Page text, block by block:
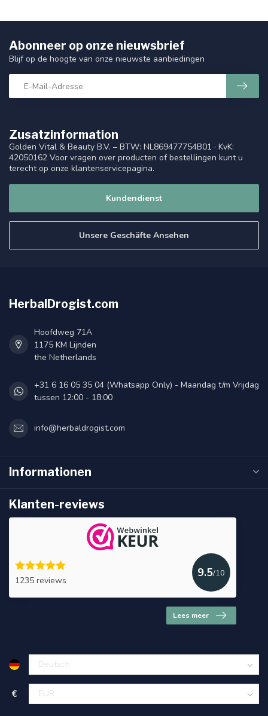
Zusatzinformation
Golden Vital & Beauty B.V. – BTW: NL869477754B01 · KvK:
42050162 Voor vragen over producten of bestellingen kunt u
terecht op onze klantenservicepagina.
Kundendienst
Unsere Geschäfte Ansehen
Abonneer op onze nieuwsbrief
Blijf op de hoogte van onze nieuwste aanbiedingen
HerbalDrogist.com
Hoofdweg 71A
1175 KM Lijnden
the Netherlands
+31 6 16 05 35 04 (Whatsapp Only) - Maandag t/m Vrijdag
tussen 12:00 - 18:00
info@herbaldrogist.com
Informationen
Klanten-reviews
1235 reviews
9.5/10
Lees meer
€